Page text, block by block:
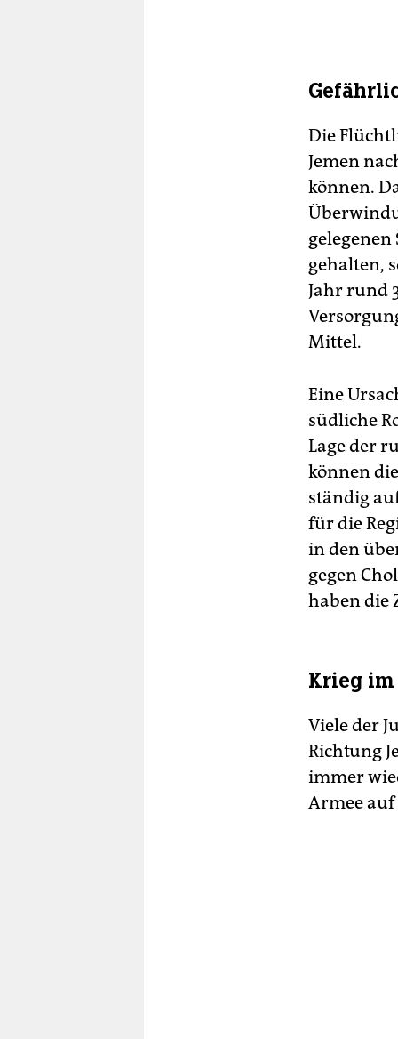
Die
Jemen
können.
gehalten,
Jahr rund
Mittel.
Eine
südliche
Lage der
können
ständig
für die
in den
gegen
haben die
Krieg
Viele der
Richtung
immer
Armee